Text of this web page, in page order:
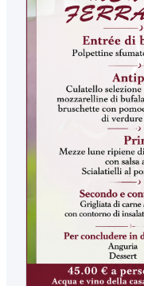
VIDEO SPORT